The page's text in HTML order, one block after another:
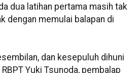
dua latihan pertama masih tak
dengan memulai balapan di
dan kesepuluh dihuni
Yuki Tsunoda, pembalap